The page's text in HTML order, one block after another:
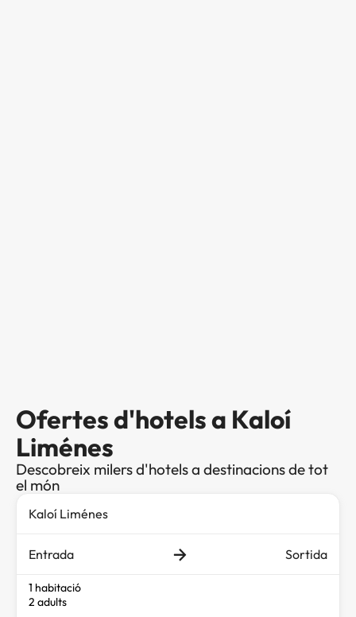
Ofertes d'hotels a Kaloí
Liménes
Descobreix milers d'hotels a destinacions de tot
el món
Entrada Sortida
1 habitació
2 adults